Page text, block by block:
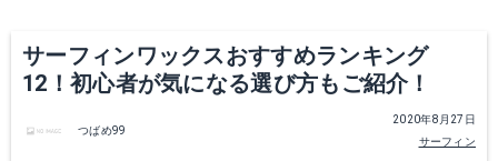
サーフィンワックスおすすめランキング
12！初心者が気になる選び方もご紹介！
2020年8月27日
サーフィン
つばめ99